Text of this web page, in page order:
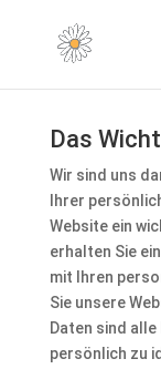
Das
Wir sind uns
Ihrer
Website ein
erhalten Sie
mit Ihren
Sie unsere
Daten sind
persönlich zu